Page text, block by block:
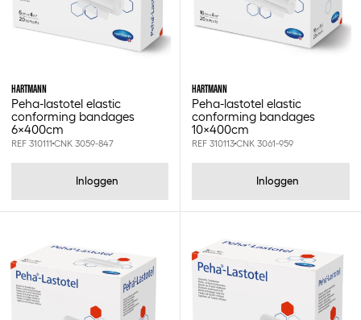
HARTMANN
Peha-lastotel elastic
conforming bandages
6x400cm
REF 310111 CNK 3059-847
Inloggen
HARTMANN
Peha-lastotel elastic
conforming bandages
10x400cm
REF 310113CNK 3061-959
Inloggen